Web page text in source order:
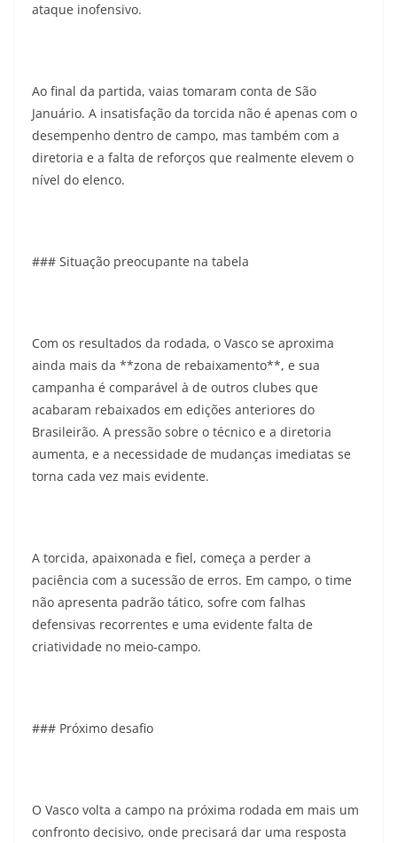
ataque inofensivo.
Ao final da partida, vaias tomaram conta de São
Januário. A insatisfação da torcida não é apenas com o
desempenho dentro de campo, mas também com a
diretoria e a falta de reforços que realmente elevem o
nível do elenco.
### Situação preocupante na tabela
Com os resultados da rodada, o Vasco se aproxima
ainda mais da **zona de rebaixamento**, e sua
campanha é comparável à de outros clubes que
acabaram rebaixados em edições anteriores do
Brasileirão. A pressão sobre o técnico e a diretoria
aumenta, e a necessidade de mudanças imediatas se
torna cada vez mais evidente.
A torcida, apaixonada e fiel, começa a perder a
paciência com a sucessão de erros. Em campo, o time
não apresenta padrão tático, sofre com falhas
defensivas recorrentes e uma evidente falta de
criatividade no meio-campo.
### Próximo desafio
O Vasco volta a campo na próxima rodada em mais um
confronto decisivo, onde precisará dar uma resposta